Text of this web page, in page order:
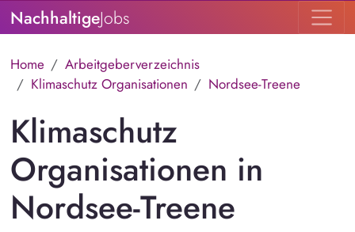
NachhaltigeJobs
Home
Arbeitgeberverzeichnis
Klimaschutz Organisationen
Nordsee-Treene
Klimaschutz
Organisationen in
Nordsee-Treene